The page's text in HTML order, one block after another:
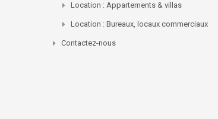
Location : Appartements & villas
Location : Bureaux, locaux commerciaux
Contactez-nous